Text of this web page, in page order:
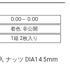
0.00～ 0.00
着色: 非公開
1箱 2枚入り
ナッツ DIA14.5mm